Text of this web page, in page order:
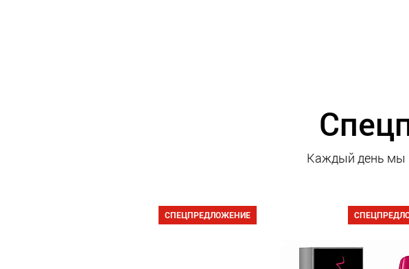
Каждый день мы
СПЕЦПРЕДЛОЖЕНИЕ